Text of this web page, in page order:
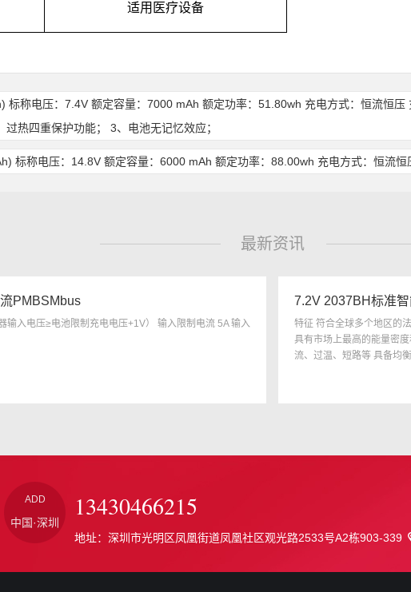
适用医疗设备
标称电压：7.4V 额定容量：7000 mAh 额定功率：51.80wh 充电方式：恒流恒压
热四重保护功能； 3、电池无记忆效应；
标称电压：14.8V 额定容量：6000 mAh 额定功率：88.00wh 充电方式：恒流恒
最新资讯
PMBSMbus
输入电压≥电池限制充电电压+1V） 输入限制电流 5A 输入
7.2V 2037BH标准
特征 符合全球多个地区的
具有市场上最高的能量密
流、过温、短路等 具备均
ADD
中国·深圳
13430466215
地址：深圳市光明区凤凰街道凤凰社区观光路2533号A2栋903-339